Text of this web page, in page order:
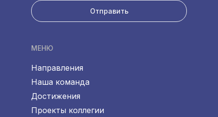
Отправить
Наша команда
Направления
МЕНЮ
Достижения
Проекты коллегии